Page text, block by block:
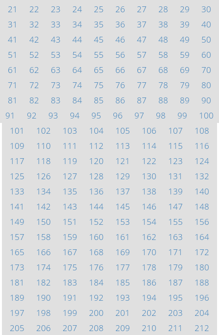
21
22 23 24 25 26 27 28 29
30
31
32 33 34 35 36 37 38 39
40
41
42 43 44 45 46 47 48 49
50
51
52 53 54 55 56 57 58 59
60
61
62 63 64 65 66 67 68 69
70
71
72 73 74 75 76 77 78 79
80
81
82 83 84 85 86 87 88 89
90
91
92 93 94 95 96 97 98 99
100
101
102 103 104 105 106 107
108
109
110 111 112 113 114 115
116
117
118 119 120 121 122 123
124
125
126 127 128 129 130 131
132
133
134 135 136 137 138 139
140
141
142 143 144 145 146 147
148
149
150 151 152 153 154 155
156
157
158 159 160 161 162 163
164
165
166 167 168 169 170 171
172
173
174 175 176 177 178 179
180
181
182 183 184 185 186 187
188
189
190 191 192 193 194 195
196
197
198 199 200 201 202 203
204
205
206 207 208 209 210 211 212